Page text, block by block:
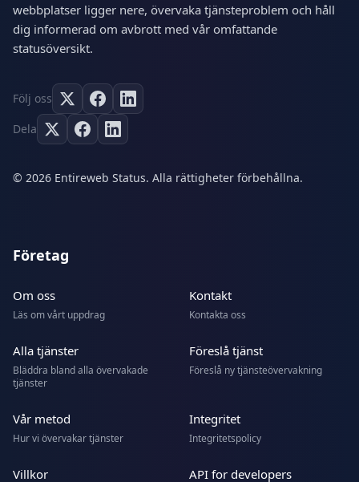
webbplatser ligger nere, övervaka tjänsteproblem och håll
dig informerad om avbrott med vår omfattande
statusöversikt.
Följ oss
Dela
© 2026 Entireweb Status. Alla rättigheter förbehållna.
Företag
Om oss
Läs om vårt uppdrag
Kontakt
Kontakta oss
Alla tjänster
Bläddra bland alla övervakade
tjänster
Föreslå tjänst
Föreslå ny tjänsteövervakning
Vår metod
Hur vi övervakar tjänster
Integritet
Integritetspolicy
Villkor API for developers